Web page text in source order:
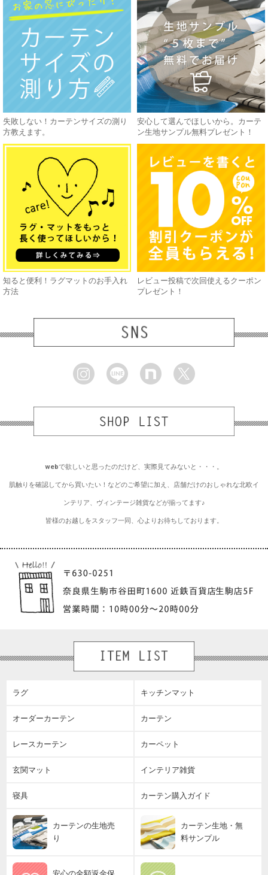
失敗しない！カーテンサイズの測り
方教えます。
安心して選んでほしいから。カーテ
ン生地サンプル無料プレゼント！
知ると便利！ラグマットのお手入れ
方法
レビュー投稿で次回使えるクーポン
プレゼント！
webで欲しいと思ったのだけど、実際見てみないと・・・。
肌触りを確認してから買いたい！などのご希望に加え、店舗だけのおしゃれな北欧イ
ンテリア、ヴィンテージ雑貨などが揃ってます♪
皆様のお越しをスタッフ一同、心よりお待ちしております。
ラグ キッチンマット
オーダーカーテン カーテン
レースカーテン カーペット
玄関マット インテリア雑貨
寝具 カーテン購入ガイド
カーテンの生地売
り
カーテン生地・無
料サンプル